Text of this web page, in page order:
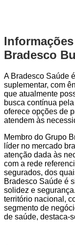
Bradesco
A Bradesco Saúde
suplementar, com
que atualmente
busca contínua
oferece opções de
atendem às
Membro do Grupo
líder no mercado
atenção dada às
com a rede
segurados, dos
Bradesco Saúde é
solidez e
território nacional,
segmento de
de saúde, destaca-